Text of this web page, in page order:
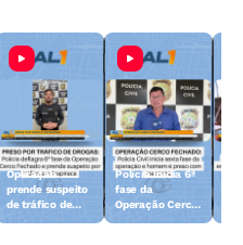
Operação
prende suspeito
de tráfico de
Polícia inicia 6ª
fase da
Operação Cerco